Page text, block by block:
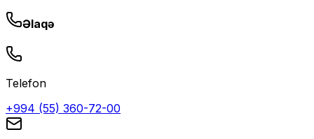
Əlaqə
Telefon
+994 (55) 360-72-00